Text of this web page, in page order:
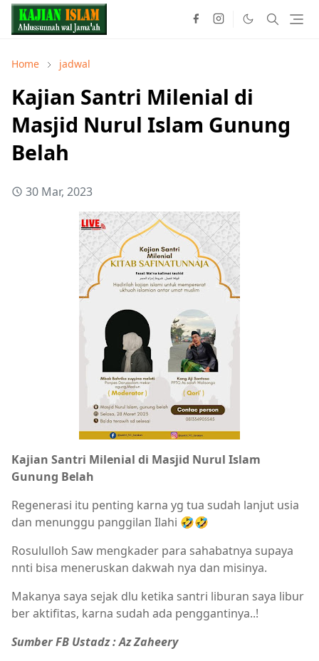
Home jadwal
Kajian Santri Milenial di
Masjid Nurul Islam Gunung
Belah
30 Mar, 2023
Kajian Santri Milenial di Masjid Nurul Islam
Gunung Belah
Regenerasi itu penting karna yg tua sudah lanjut usia
dan menunggu panggilan Ilahi 🤣🤣
Rosululloh Saw mengkader para sahabatnya supaya
nnti bisa meneruskan dakwah nya dan misinya.
Makanya saya sejak dlu ketika santri liburan saya libur
ber aktifitas, karna sudah ada penggantinya..!
Sumber FB Ustadz : Az Zaheery